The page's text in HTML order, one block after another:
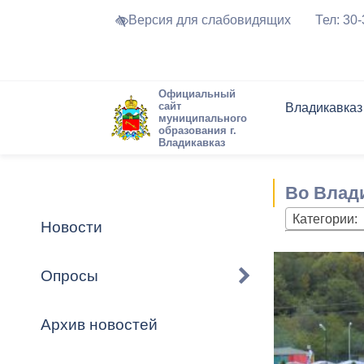
Версия для слабовидящих Тел:
Официальный
сайт
муниципального
образования г.
Владикавказ
Владикавказ
Устав
Города-
городского
Торги и
Программа
Формы
Обратная
Комиссии
График
Новостная
Актуально
Новости
Опросы
Архив новостей
Во
Категории: